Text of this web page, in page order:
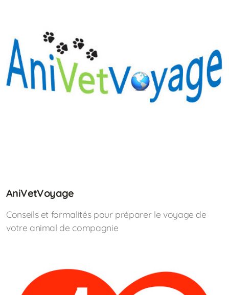
AniVetVoyage
Conseils et formalités pour préparer le voyage de
votre animal de compagnie